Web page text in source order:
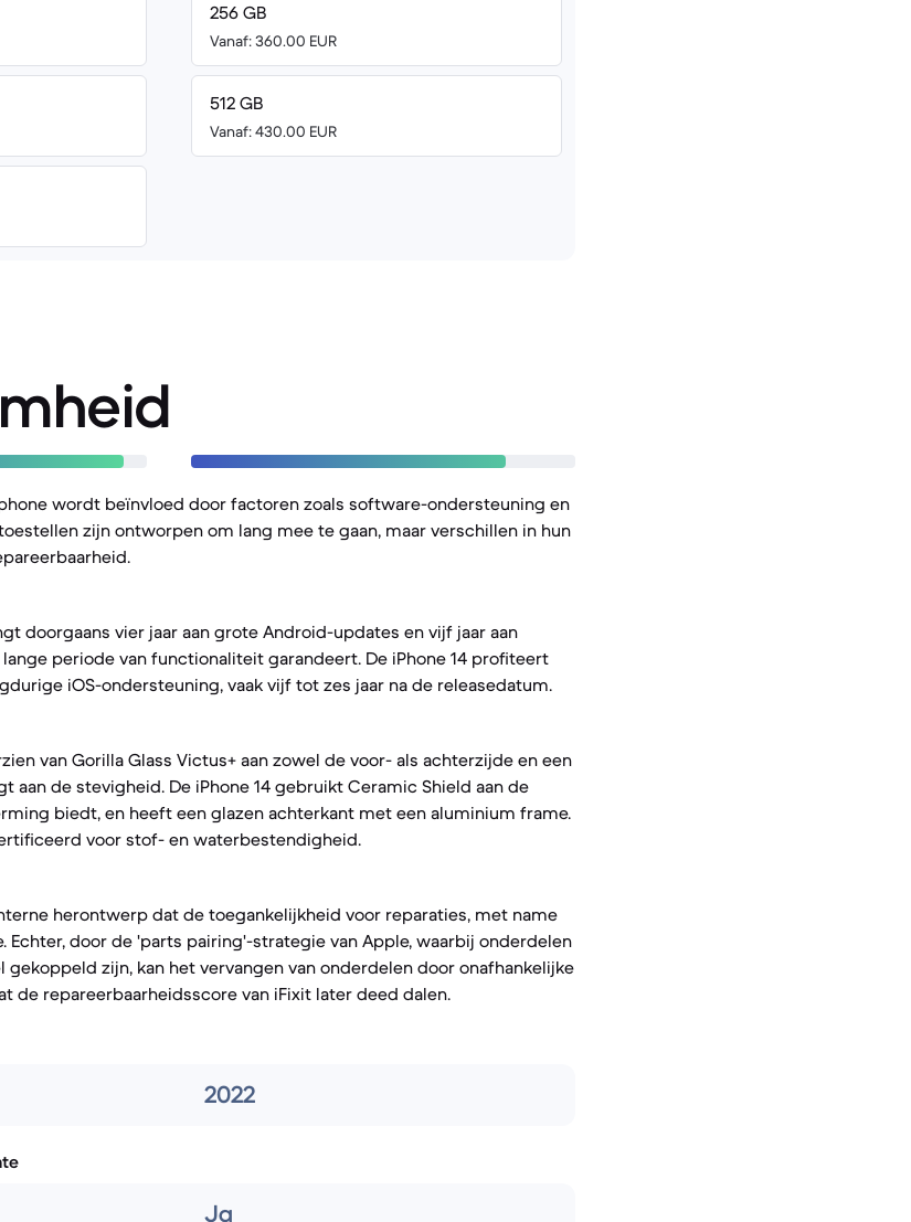
256 GB
Vanaf: 360.00 EUR
512 GB
Vanaf: 430.00 EUR
wordt beïnvloed door factoren zoals software-ondersteuning en
zijn ontworpen om lang mee te gaan, maar verschillen in hun
doorgaans vier jaar aan grote Android-updates en vijf jaar aan
periode van functionaliteit garandeert. De iPhone 14 profiteert
iOS-ondersteuning, vaak vijf tot zes jaar na de releasedatum.
van Gorilla Glass Victus+ aan zowel de voor- als achterzijde en een
aan de stevigheid. De iPhone 14 gebruikt Ceramic Shield aan de
biedt, en heeft een glazen achterkant met een aluminium frame.
voor stof- en waterbestendigheid.
herontwerp dat de toegankelijkheid voor reparaties, met name
Echter, door de 'parts pairing'-strategie van Apple, waarbij onderdelen
zijn, kan het vervangen van onderdelen door onafhankelijke
de repareerbaarheidsscore van iFixit later deed dalen.
2022
Ja